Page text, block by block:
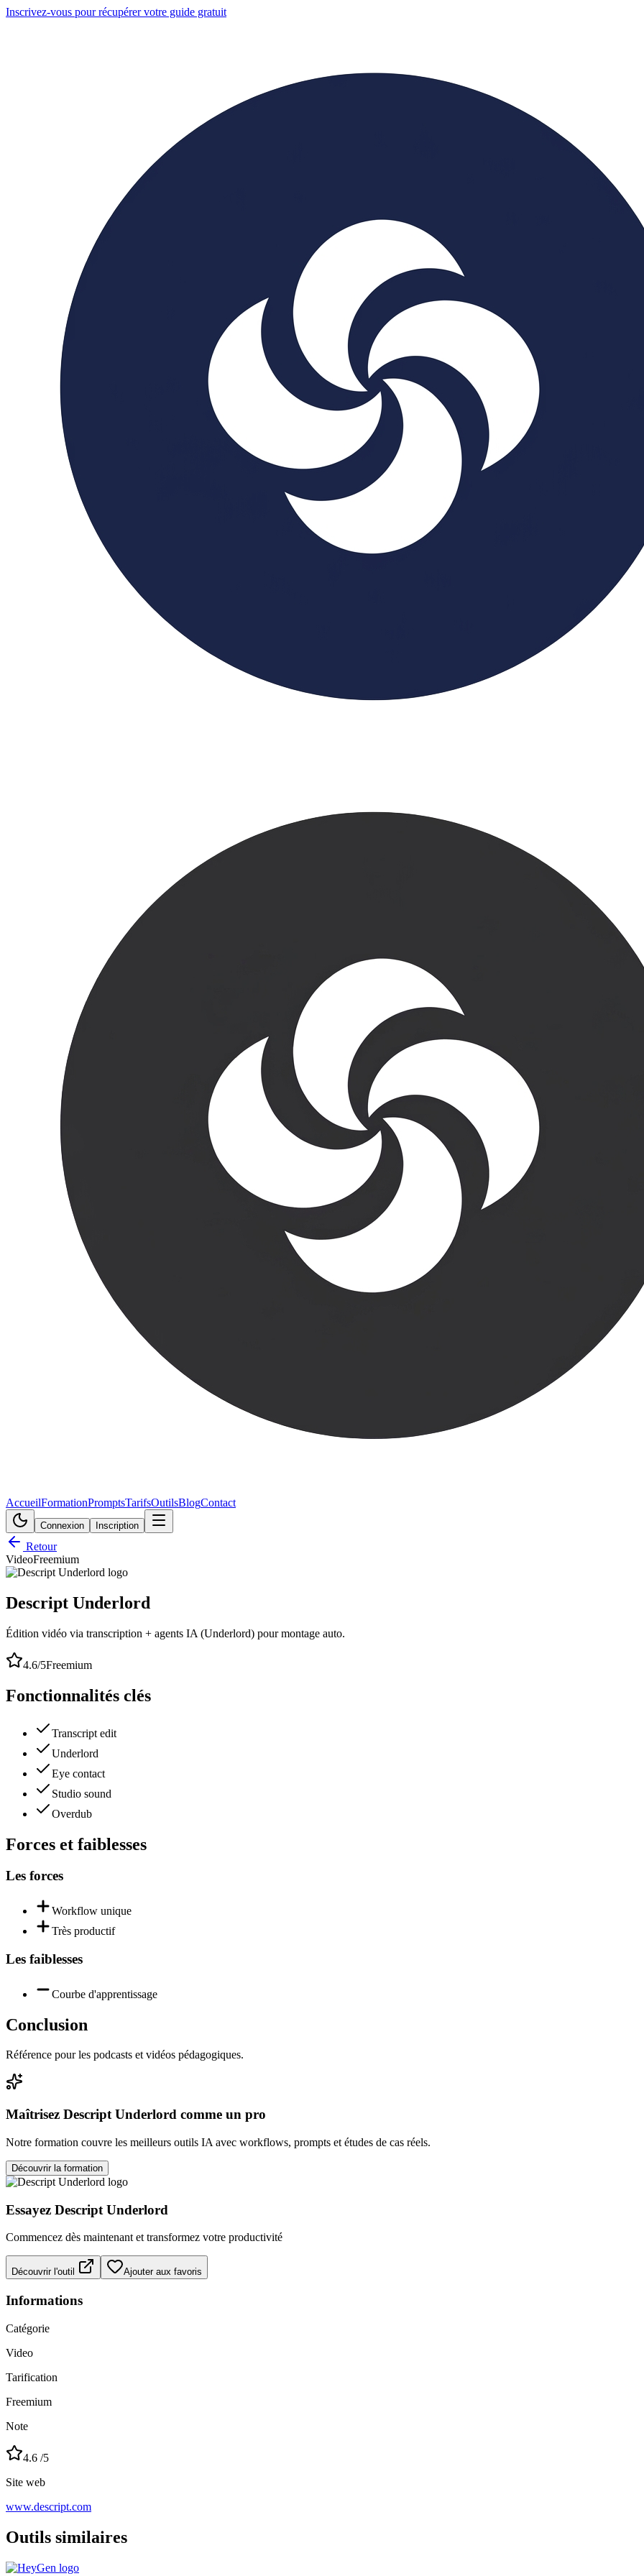
Inscrivez-vous pour récupérer votre guide gratuit
AccueilFormationPromptsTarifsOutilsBlogContact
Connexion Inscription
Retour
VideoFreemium
Descript Underlord
Édition vidéo via transcription + agents IA (Underlord) pour montage auto.
4.6/5Freemium
Fonctionnalités clés
Transcript edit
Underlord
Eye contact
Studio sound
Overdub
Forces et faiblesses
Les forces
Workflow unique
Très productif
Les faiblesses
Courbe d'apprentissage
Conclusion
Référence pour les podcasts et vidéos pédagogiques.
Maîtrisez Descript Underlord comme un pro
Notre formation couvre les meilleurs outils IA avec workflows, prompts et études de cas réels.
Découvrir la formation
Essayez Descript Underlord
Commencez dès maintenant et transformez votre productivité
Découvrir l'outil Ajouter aux favoris
Informations
Catégorie
Video
Tarification
Freemium
Note
4.6 /5
Site web
www.descript.com
Outils similaires